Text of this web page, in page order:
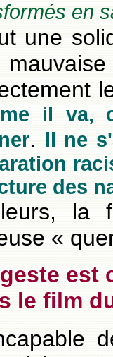
en
une
il va,
.
ll ne
des
la
«
est
le film